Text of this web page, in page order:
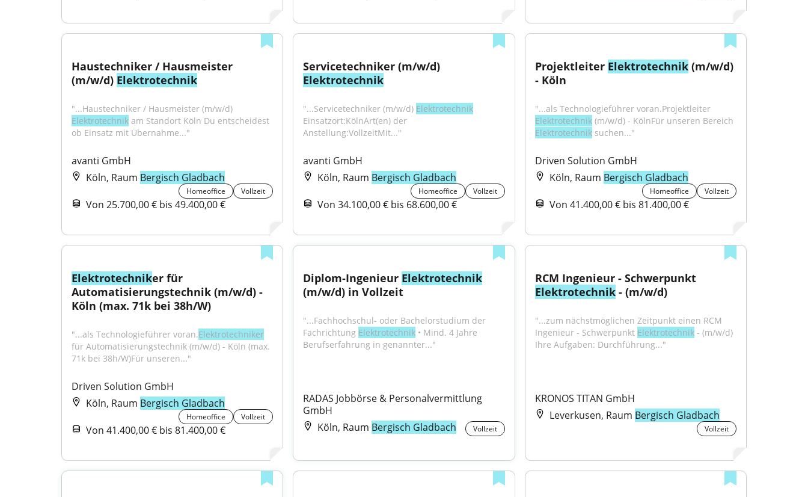
Haustechniker / Hausmeister
(m/w/d) Elektrotechnik
Elektrotechnik am Standort Köln Du entscheidest
ob Einsatz mit Übernahme..."
avanti GmbH
Köln, Raum Bergisch Gladbach
Homeoffice Vollzeit
Von 25.700,00 € bis 49.400,00 €
Elektrotechnik
"...Servicetechniker (m/w/d) Elektrotechnik
Einsatzort:KölnArt(en) der
Anstellung:VollzeitMit..."
avanti GmbH
Köln, Raum Bergisch Gladbach
Homeoffice Vollzeit
Von 34.100,00 € bis 68.600,00 €
Projektleiter Elektrotechnik (m/w/d)
- Köln
"...als Technologieführer voran.Projektleiter
Elektrotechnik
Elektrotechnik suchen..."
Driven Solution GmbH
Köln, Raum Bergisch Gladbach
Homeoffice Vollzeit
Von 41.400,00 € bis 81.400,00 €
Elektrotechniker für
Automatisierungstechnik (m/w/d) -
Köln (max. 71k bei 38h/W)
"...als Technologieführer voran.Elektrotechniker
für Automatisierungstechnik (m/w/d) - Köln (max.
71k bei 38h/W)Für unseren..."
Driven Solution GmbH
Köln, Raum Bergisch Gladbach
Homeoffice Vollzeit
Von 41.400,00 € bis 81.400,00 €
Diplom-Ingenieur Elektrotechnik
(m/w/d) in Vollzeit
"...Fachhochschul- oder Bachelorstudium der
Fachrichtung Elektrotechnik • Mind. 4 Jahre
Berufserfahrung in genannter..."
RADAS Jobbörse & Personalvermittlung
GmbH
Köln, Raum Bergisch Gladbach Vollzeit
RCM Ingenieur - Schwerpunkt
Elektrotechnik - (m/w/d)
"...zum nächstmöglichen Zeitpunkt einen RCM
Ingenieur - Schwerpunkt Elektrotechnik - (m/w/d)
Ihre Aufgaben: Durchführung..."
KRONOS TITAN GmbH
Leverkusen, Raum Bergisch Gladbach
Vollzeit